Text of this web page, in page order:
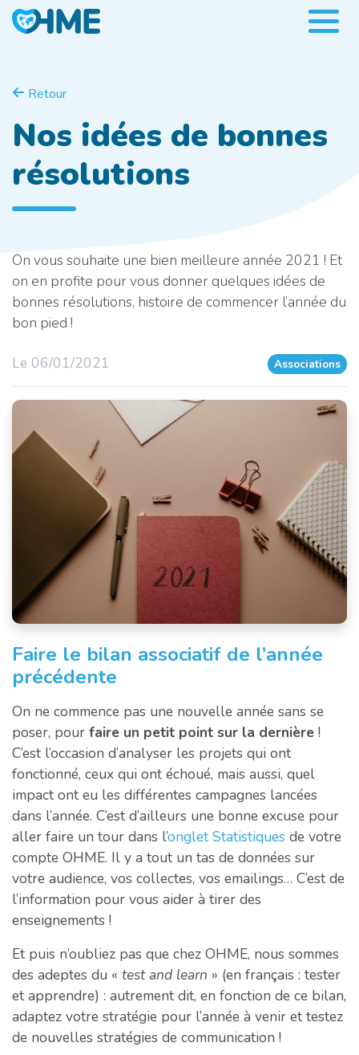
Retour
Nos idées de bonnes
résolutions
On vous souhaite une bien meilleure année 2021 ! Et
on en profite pour vous donner quelques idées de
bonnes résolutions, histoire de commencer l’année du
bon pied !
Le 06/01/2021 Associations
Faire le bilan associatif de l’année
précédente
On ne commence pas une nouvelle année sans se
poser, pour faire un petit point sur la dernière !
C’est l’occasion d’analyser les projets qui ont
fonctionné, ceux qui ont échoué, mais aussi, quel
impact ont eu les différentes campagnes lancées
dans l’année. C’est d’ailleurs une bonne excuse pour
aller faire un tour dans l’onglet Statistiques de votre
compte OHME. Il y a tout un tas de données sur
votre audience, vos collectes, vos emailings… C’est de
l’information pour vous aider à tirer des
enseignements !
Et puis n’oubliez pas que chez OHME, nous sommes
des adeptes du « test and learn » (en français : tester
et apprendre) : autrement dit, en fonction de ce bilan,
adaptez votre stratégie pour l’année à venir et testez
de nouvelles stratégies de communication !